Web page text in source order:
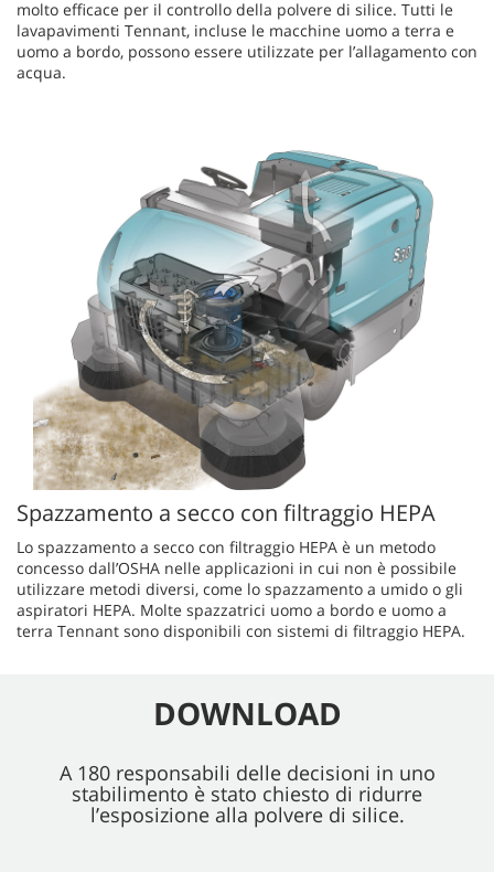
molto efficace per il controllo della polvere di silice. Tutti le
lavapavimenti Tennant, incluse le macchine uomo a terra e
uomo a bordo, possono essere utilizzate per l’allagamento con
acqua.
Spazzamento a secco con filtraggio HEPA
Lo spazzamento a secco con filtraggio HEPA è un metodo
concesso dall’OSHA nelle applicazioni in cui non è possibile
utilizzare metodi diversi, come lo spazzamento a umido o gli
aspiratori HEPA. Molte spazzatrici uomo a bordo e uomo a
terra Tennant sono disponibili con sistemi di filtraggio HEPA.
DOWNLOAD
A 180 responsabili delle decisioni in uno
stabilimento è stato chiesto di ridurre
l’esposizione alla polvere di silice.